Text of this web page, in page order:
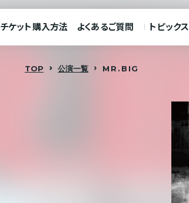
チケット購入方法 よくあるご質問 トピックス
TOP 公演一覧 MR.BIG